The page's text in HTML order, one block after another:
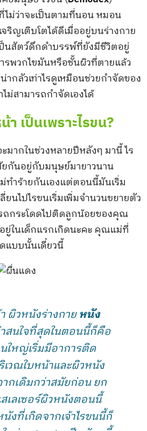
ไม่ว่าจะเป็นตามที่นอน หมอน
จริญเติบโตได้ดีเมื่ออยู่บนร่างกาย
นสัตว์ดึกดำบรรพ์ที่ยังมีชีวิตอยู่
รพวกไขมันหรือชั้นผิวที่ตายแล้ว
ากลัวเท่าไรดูเหมือนช่วยกำจัดของ
ม่สามารถกำจัดเองได้
เป็นเพราะไรขน?
มากในช่วงหลายปีหลังๆ มานี้ ไร
กันอยู่กับมนุษย์มายาวนาน
ทำร้ายกันเองแต่ตอนนี้มันเริ่ม
ยนไปไรขนเริ่มเพิ่มจำนวนขยายตัว
ถกระโดดไปติดลูกน้อยของคุณ
ยู่ในเด็กแรกเกิดนะคะ คุณแม่ที่
แบบนั้นเดี๋ยวนี้
ผิวหนังร่างกายหนัง
สนใจที่สุดในตอนนี้ก็คือ
นใหญ่เริ่มมีอาการติด
วณใบหน้าและผิวหนัง
กเดิมกว่าสมัยก่อน ยก
เลเซอร์ผิวหนังตอนนี้
งที่เกิดจากเจ้าไรขนนี้ก็